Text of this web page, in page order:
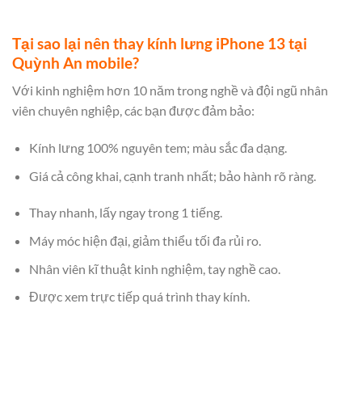
Tại sao lại nên thay kính lưng iPhone 13 tại
Quỳnh An mobile?
Với kinh nghiệm hơn 10 năm trong nghề và đội ngũ nhân
viên chuyên nghiệp, các bạn được đảm bảo:
Kính lưng 100% nguyên tem; màu sắc đa dạng.
Giá cả công khai, cạnh tranh nhất; bảo hành rõ ràng.
Thay nhanh, lấy ngay trong 1 tiếng.
Máy móc hiện đại, giảm thiểu tối đa rủi ro.
Nhân viên kĩ thuật kinh nghiệm, tay nghề cao.
Được xem trực tiếp quá trình thay kính.